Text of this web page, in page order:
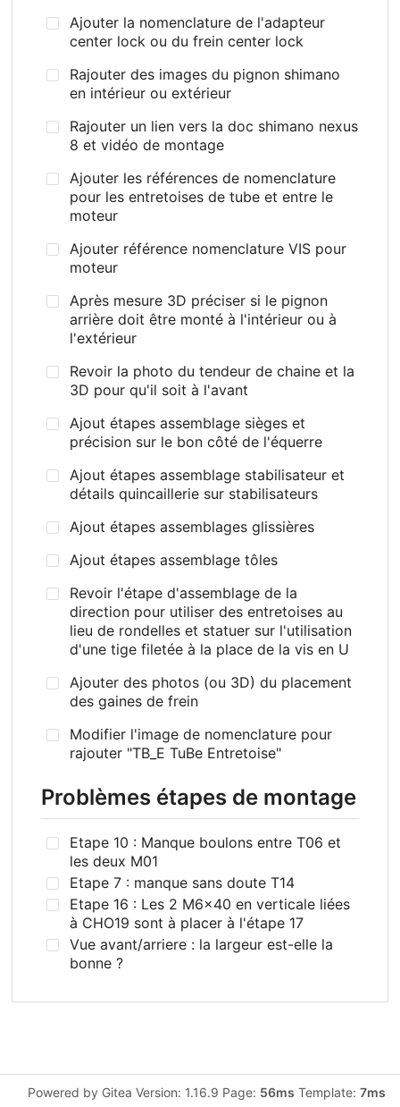
Ajouter la nomenclature de l'adapteur
center lock ou du frein center lock
Rajouter des images du pignon shimano
en intérieur ou extérieur
Rajouter un lien vers la doc shimano nexus
8 et vidéo de montage
Ajouter les références de nomenclature
pour les entretoises de tube et entre le
moteur
Ajouter référence nomenclature VIS pour
moteur
Après mesure 3D préciser si le pignon
arrière doit être monté à l'intérieur ou à
l'extérieur
Revoir la photo du tendeur de chaine et la
3D pour qu'il soit à l'avant
Ajout étapes assemblage sièges et
précision sur le bon côté de l'équerre
Ajout étapes assemblage stabilisateur et
détails quincaillerie sur stabilisateurs
Ajout étapes assemblages glissières
Ajout étapes assemblage tôles
Revoir l'étape d'assemblage de la
direction pour utiliser des entretoises au
lieu de rondelles et statuer sur l'utilisation
d'une tige filetée à la place de la vis en U
Ajouter des photos (ou 3D) du placement
des gaines de frein
Modifier l'image de nomenclature pour
rajouter "TB_E TuBe Entretoise"
Problèmes étapes de montage
Etape 10 : Manque boulons entre T06 et
les deux M01
Etape 7 : manque sans doute T14
Etape 16 : Les 2 M6x40 en verticale liées
à CHO19 sont à placer à l'étape 17
Vue avant/arriere : la largeur est-elle la
bonne ?
Powered by Gitea Version: 1.16.9 Page: 56ms Template: 7ms